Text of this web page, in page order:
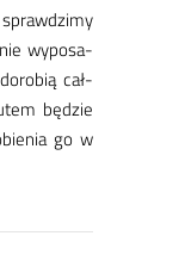
wy­po­sa­
cał­
bę­dzie
go w